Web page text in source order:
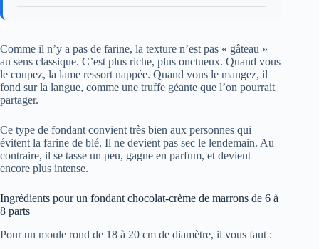
Comme il n’y a pas de farine, la texture n’est pas « gâteau »
au sens classique. C’est plus riche, plus onctueux. Quand vous
le coupez, la lame ressort nappée. Quand vous le mangez, il
fond sur la langue, comme une truffe géante que l’on pourrait
partager.
Ce type de fondant convient très bien aux personnes qui
évitent la farine de blé. Il ne devient pas sec le lendemain. Au
contraire, il se tasse un peu, gagne en parfum, et devient
encore plus intense.
Ingrédients pour un fondant chocolat-crème de marrons de 6 à
8 parts
Pour un moule rond de 18 à 20 cm de diamètre, il vous faut :